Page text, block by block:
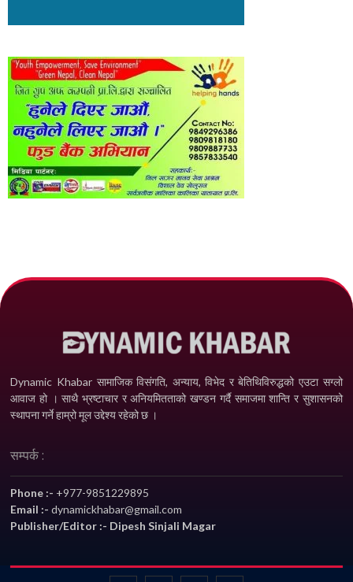
Dynamic Khabar सामाजिक विसंगति, अन्याय, विभेद­ र बेतिथिविरुद्धको एउटा सग्लो
आवाज हो । साथै भ्रष्टाचार र अनियमितताको खण्डन गर्दै समाजमा शान्ति र सुशासनको
स्थापना गर्ने हाम्रो मूल उद्देश्य रहेको छ ।
सम्पर्क :
Phone :- +977-9851229895
Email :-dynamickhabar@gmail.com
Publisher/Editor :- Dipesh Sinjali Magar